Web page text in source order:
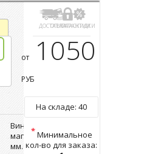
Виниловый
магнит 0,3
мм.
ДОСТАВКА
ОПЛАТАГАРАНТИИ
СКИДКИ
от 1050
РУБ
На складе: 40
*Минимальное
кол-во для заказа: